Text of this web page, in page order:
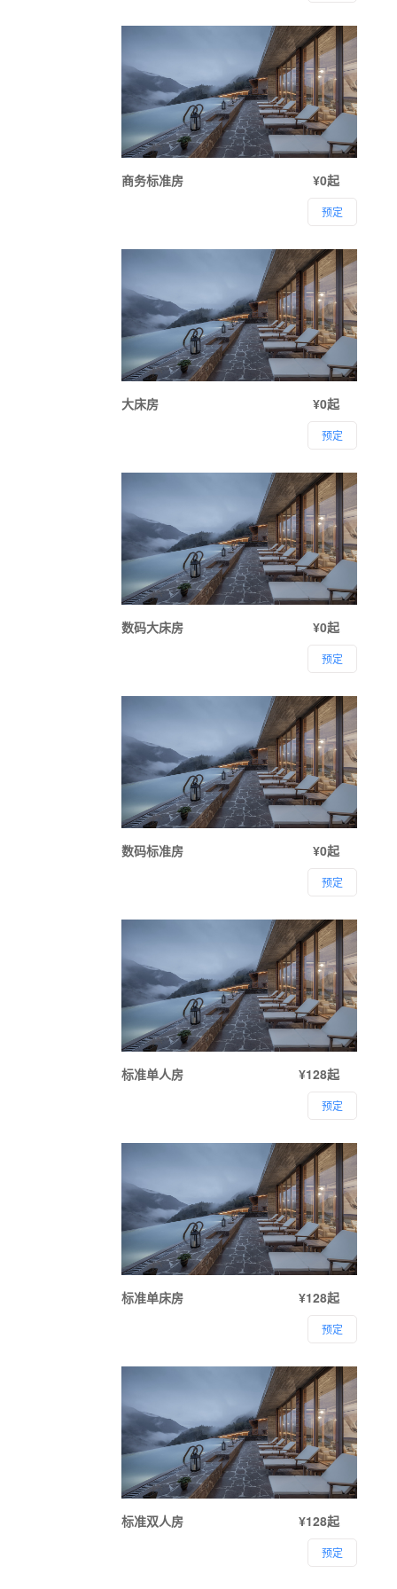
商务标准房 ¥0起
预定
大床房 ¥0起
预定
数码大床房 ¥0起
预定
数码标准房 ¥0起
预定
标准单人房 ¥128起
预定
标准单床房 ¥128起
预定
标准双人房 ¥128起
预定